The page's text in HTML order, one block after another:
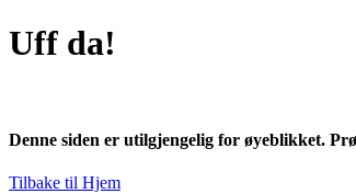
Uff da!
Denne siden er utilgjengelig for øyeblikket.
Tilbake til Hjem